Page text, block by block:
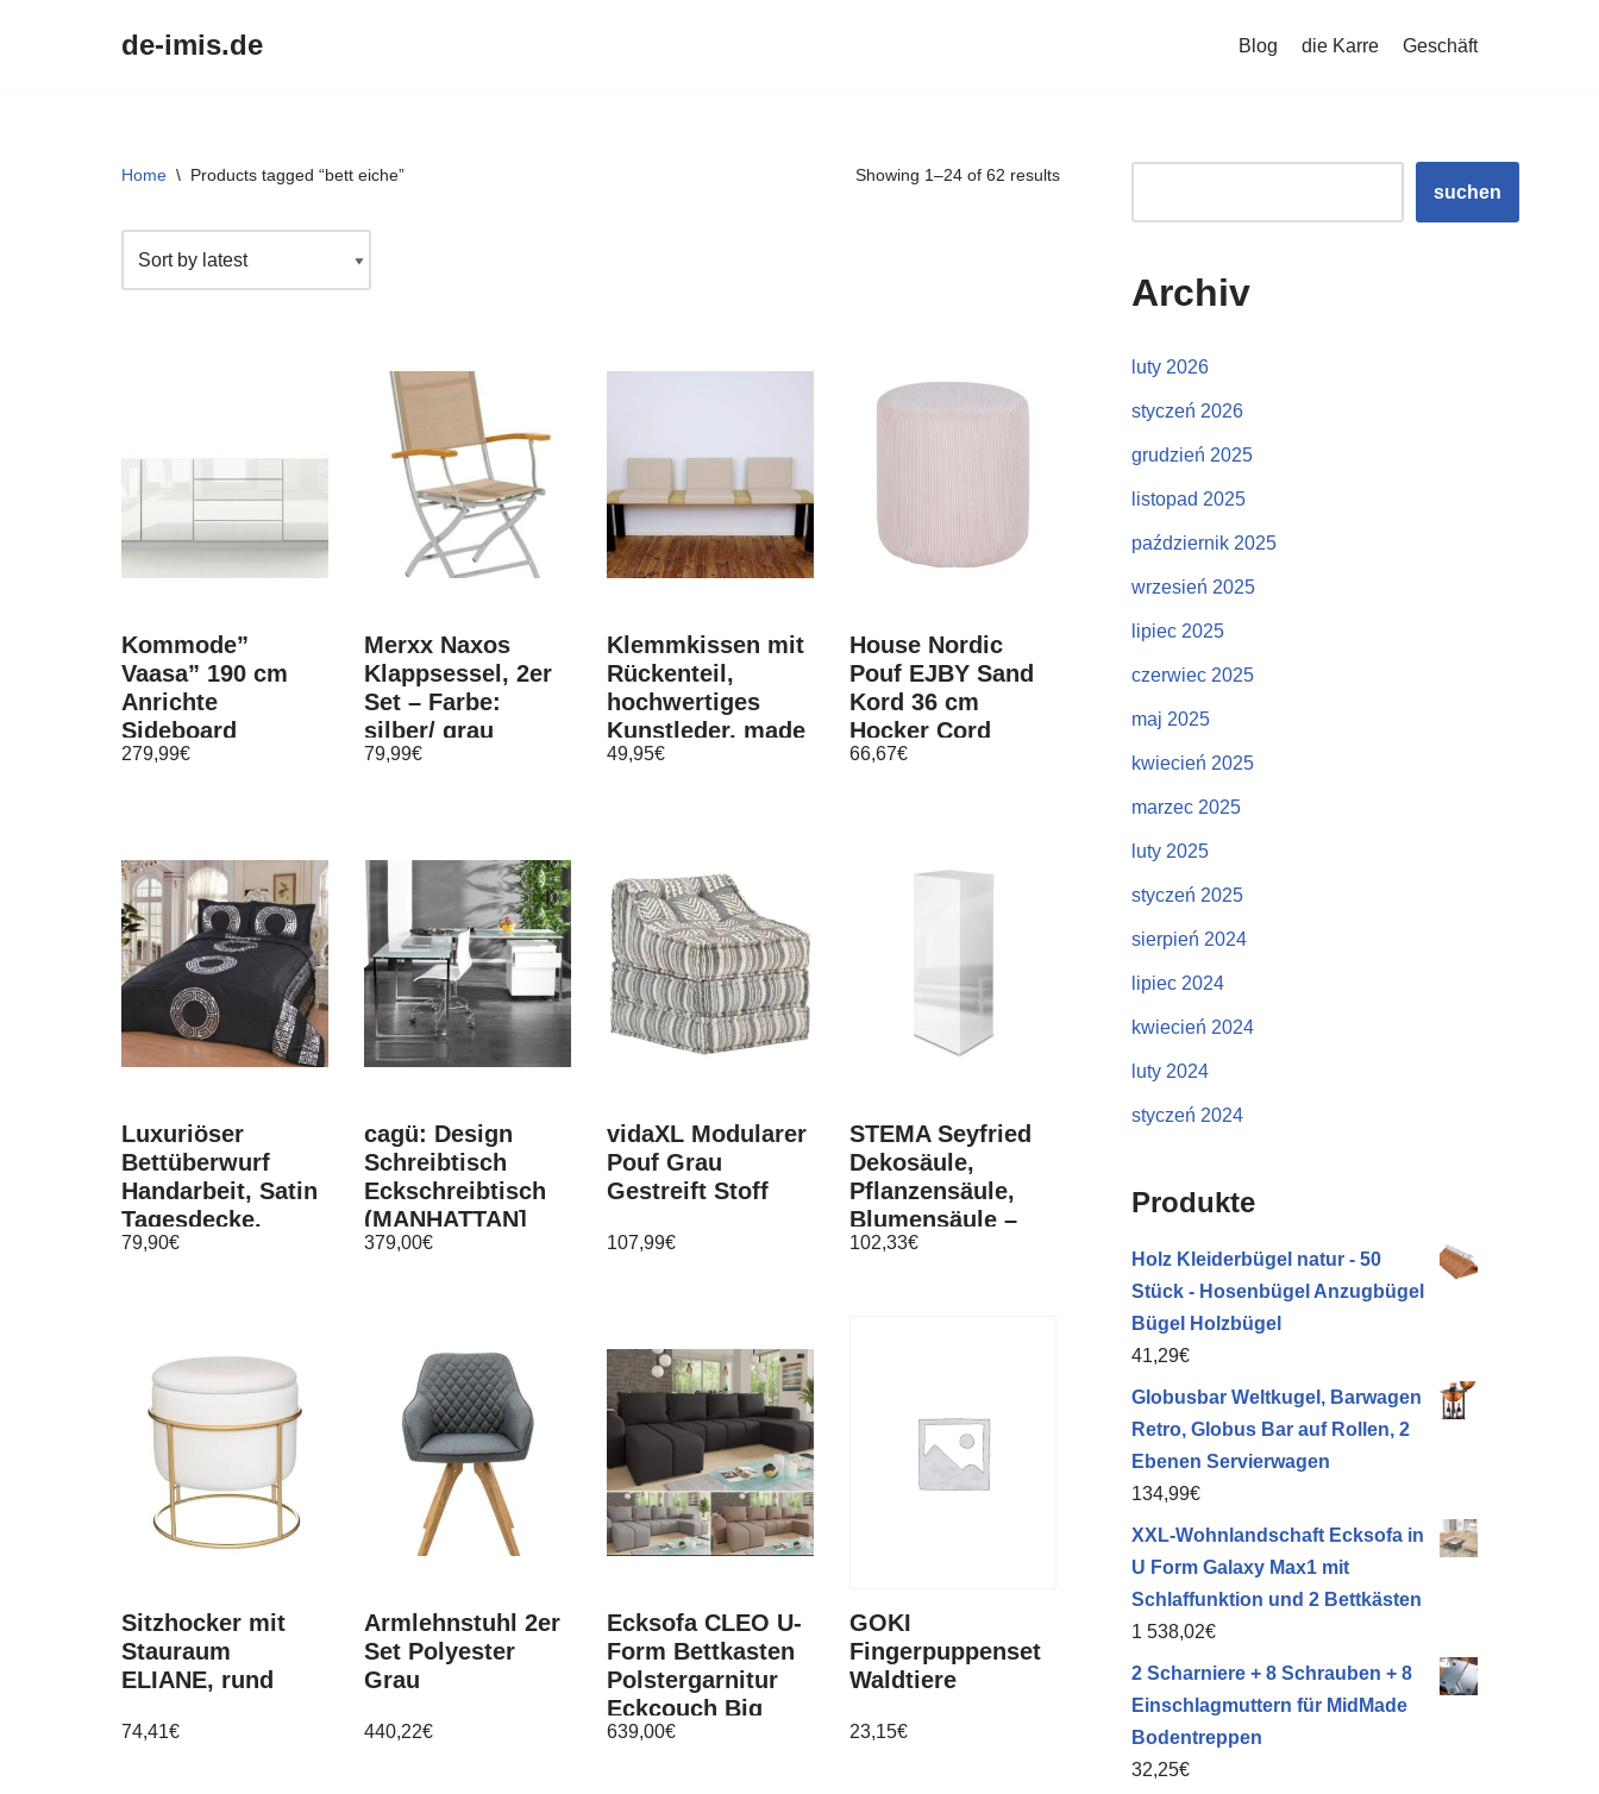
de-imis.de Blog die Karre Geschäft
Home \ Products tagged “bett eiche” Showing 1–24 of 62 results
Kommode”
Vaasa” 190 cm
Anrichte
Sideboard
Schrank Möbel
279,99€
Merxx Naxos
Klappsessel, 2er
Set – Farbe:
silber/ grau
79,99€
Klemmkissen mit
Rückenteil,
hochwertiges
Kunstleder, made
in Germany
49,95€
House Nordic
Pouf EJBY Sand
Kord 36 cm
Hocker Cord
Beistelltisch
66,67€
Luxuriöser
Bettüberwurf
Handarbeit, Satin
Tagesdecke,
schwarz
79,90€
cagü: Design
Schreibtisch
Eckschreibtisch
(MANHATTAN]
Weiss Glas &
379,00€
vidaXL Modularer
Pouf Grau
Gestreift Stoff
107,99€
STEMA Seyfried
Dekosäule,
Pflanzensäule,
Blumensäule –
Weiß Hochglanz
102,33€
Sitzhocker mit
Stauraum
ELIANE, rund
74,41€
Armlehnstuhl 2er
Set Polyester
Grau
440,22€
Ecksofa CLEO U-
Form Bettkasten
Polstergarnitur
Eckcouch Big
Sofa
639,00€
GOKI
Fingerpuppenset
Waldtiere
23,15€
suchen
Archiv
luty 2026
styczeń 2026
grudzień 2025
listopad 2025
październik 2025
wrzesień 2025
lipiec 2025
czerwiec 2025
maj 2025
kwiecień 2025
marzec 2025
luty 2025
styczeń 2025
sierpień 2024
lipiec 2024
kwiecień 2024
luty 2024
styczeń 2024
Produkte
Holz Kleiderbügel natur - 50
Stück - Hosenbügel Anzugbügel
Bügel Holzbügel
41,29€
Globusbar Weltkugel, Barwagen
Retro, Globus Bar auf Rollen, 2
Ebenen Servierwagen
134,99€
XXL-Wohnlandschaft Ecksofa in
U Form Galaxy Max1 mit
Schlaffunktion und 2 Bettkästen
1 538,02€
2 Scharniere + 8 Schrauben + 8
Einschlagmuttern für MidMade
Bodentreppen
32,25€